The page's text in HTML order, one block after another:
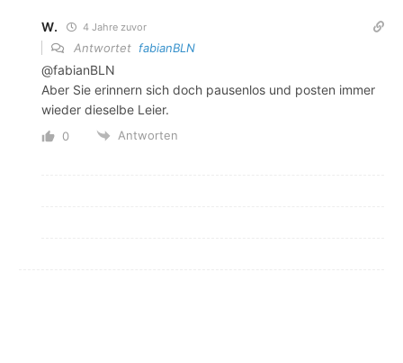
W. 4 Jahre zuvor
Antwortet fabianBLN
@fabianBLN
Aber Sie erinnern sich doch pausenlos und posten immer
wieder dieselbe Leier.
0 Antworten